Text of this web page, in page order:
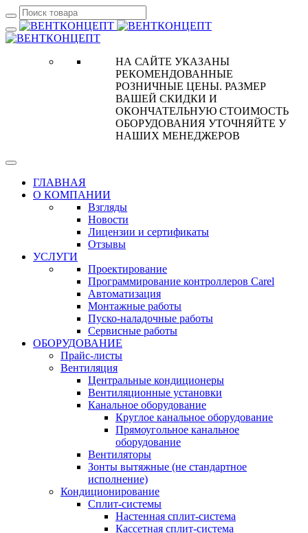
НА САЙТЕ УКАЗАНЫ
РЕКОМЕНДОВАННЫЕ
РОЗНИЧНЫЕ ЦЕНЫ. РАЗМЕР
ВАШЕЙ СКИДКИ И
ОКОНЧАТЕЛЬНУЮ СТОИМОСТЬ
ОБОРУДОВАНИЯ УТОЧНЯЙТЕ У
НАШИХ МЕНЕДЖЕРОВ
ГЛАВНАЯ
О КОМПАНИИ
Взгляды
Новости
Лицензии и сертификаты
Отзывы
УСЛУГИ
Проектирование
Программирование контроллеров Carel
Автоматизация
Монтажные работы
Пуско-наладочные работы
Сервисные работы
ОБОРУДОВАНИЕ
Прайс-листы
Вентиляция
Центральные кондиционеры
Вентиляционные установки
Канальное оборудование
Круглое канальное оборудование
Прямоугольное канальное
оборудование
Вентиляторы
Зонты вытяжные (не стандартное
исполнение)
Кондиционирование
Сплит-системы
Настенная сплит-система
Кассетная сплит-система